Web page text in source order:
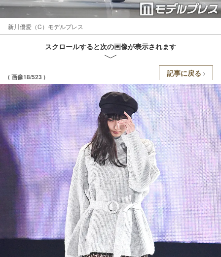
新川優愛（C）モデルプレス
スクロールすると次の画像が表示されます
( 画像18/523 ) 記事に戻る